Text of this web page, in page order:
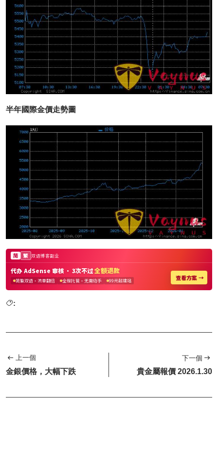
半年國際金價走勢圖
:
上一個
金銀價格，大幅下跌
下一個
貴金屬報價 2026.1.30